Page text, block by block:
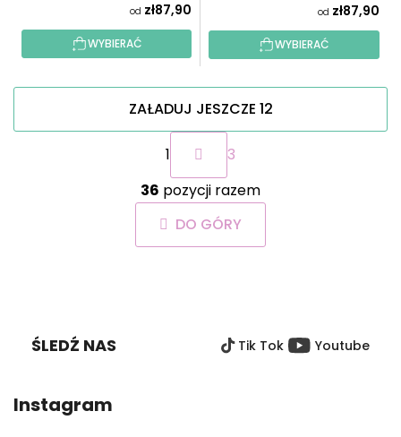
od zł87,90
WYBIERAĆ
od zł87,90
WYBIERAĆ
K
o
n
t
r
ZAŁADUJ JESZCZE 12
P
a
g
i
n
a
c
1
3
36 pozycji razem
DO GÓRY
ŚLEDŹ NAS Tik Tok Youtube
Instagram